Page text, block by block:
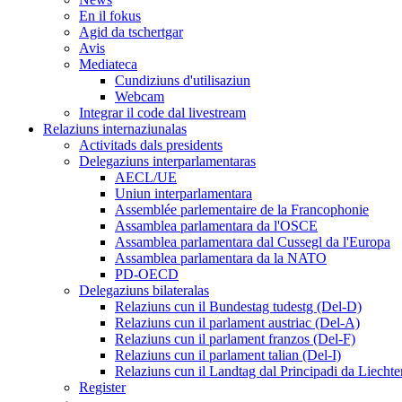
En il fokus
Agid da tschertgar
Avis
Mediateca
Cundiziuns d'utilisaziun
Webcam
Integrar il code dal livestream
Relaziuns internaziunalas
Activitads dals presidents
Delegaziuns interparlamentaras
AECL/UE
Uniun interparlamentara
Assemblée parlementaire de la Francophonie
Assamblea parlamentara da l'OSCE
Assamblea parlamentara dal Cussegl da l'Europa
Assamblea parlamentara da la NATO
PD-OECD
Delegaziuns bilateralas
Relaziuns cun il Bundestag tudestg (Del-D)
Relaziuns cun il parlament austriac (Del-A)
Relaziuns cun il parlament franzos (Del-F)
Relaziuns cun il parlament talian (Del-I)
Relaziuns cun il Landtag dal Principadi da
Register